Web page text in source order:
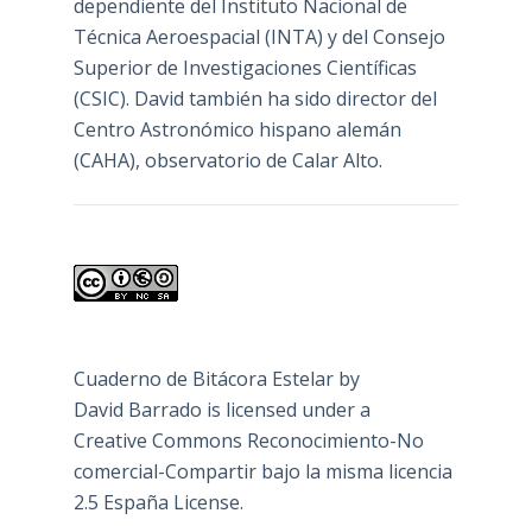
dependiente del Instituto Nacional de
Técnica Aeroespacial (INTA) y del Consejo
Superior de Investigaciones Científicas
(CSIC). David también ha sido director del
Centro Astronómico hispano alemán
(CAHA), observatorio de Calar Alto.
Cuaderno de Bitácora Estelarby
David Barrado is licensed under a
Creative Commons Reconocimiento-No
comercial-Compartir bajo la misma licencia
2.5 España License.